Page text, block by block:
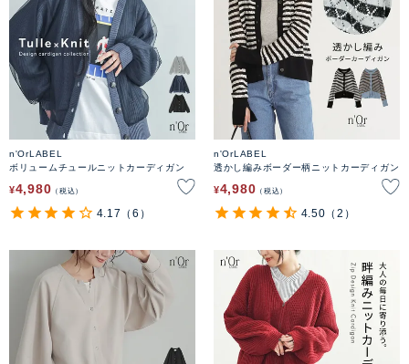
n'OrLABEL
ボリュームチュールニットカーディガン
¥4,980 税込
4.17 （6）
n'OrLABEL
透かし編みボーダー柄ニットカーディガン
¥4,980 税込
4.50 （2）